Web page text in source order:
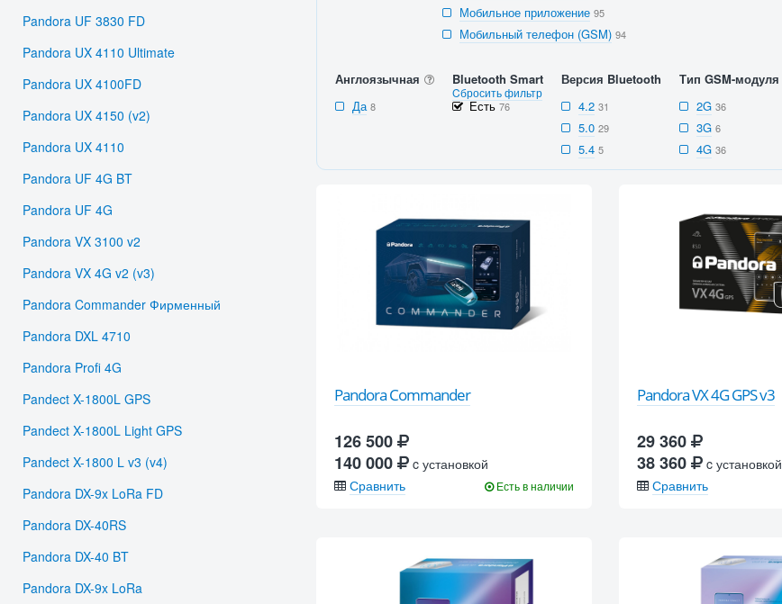
Мобильное приложение 95
Мобильный телефон (GSM) 94
Англоязычная
Да 8
Bluetooth Smart
Cбросить фильтр
Есть76
Версия Bluetooth
4.2 31
5.0 29
5.4 5
Тип GSM-модуля
2G 36
3G 6
4G 36
Pandora Commander
126 500
140 000
c установкой
Сравнить
Есть в наличии
Pandora VX 4G GPS v3
29 360
38 360
c установкой
Сравнить
Pandora UF 3830 FD
Pandora UX 4110 Ultimate
Pandora UX 4100FD
Pandora UX 4150 (v2)
Pandora UX 4110
Pandora UF 4G BT
Pandora UF 4G
Pandora VX 3100 v2
Pandora VX 4G v2 (v3)
Pandora Commander Фирменный
Pandora DXL 4710
Pandora Profi 4G
Pandect X-1800L GPS
Pandect X-1800L Light GPS
Pandect X-1800 L v3 (v4)
Pandora DX-9x LoRa FD
Pandora DX-40RS
Pandora DX-40 BT
Pandora DX-9x LoRa